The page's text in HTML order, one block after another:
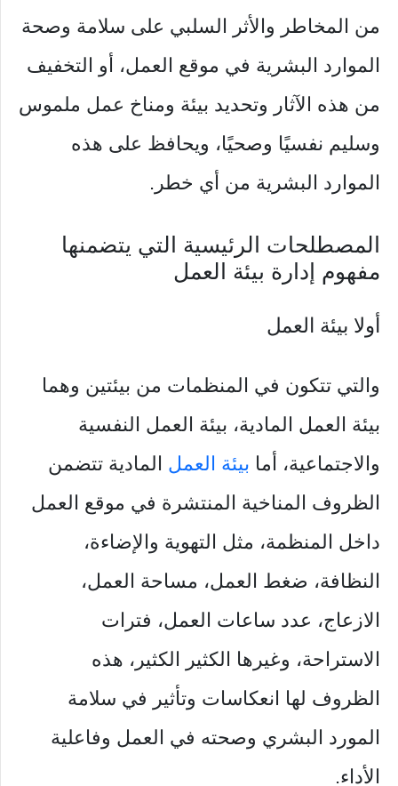
من المخاطر والأثر السلبي على سلامة وصحة
الموارد البشرية في موقع العمل، أو التخفيف
من هذه الآثار وتحديد بيئة ومناخ عمل ملموس
وسليم نفسيًا وصحيًا، ويحافظ على هذه
الموارد البشرية من أي خطر.
المصطلحات الرئيسية التي يتضمنها
مفهوم إدارة بيئة العمل
أولا بيئة العمل
والتي تتكون في المنظمات من بيئتين وهما
بيئة العمل المادية، بيئة العمل النفسية
والاجتماعية، أما بيئة العمل المادية تتضمن
الظروف المناخية المنتشرة في موقع العمل
داخل المنظمة، مثل التهوية والإضاءة،
النظافة، ضغط العمل، مساحة العمل،
الازعاج، عدد ساعات العمل، فترات
الاستراحة، وغيرها الكثير الكثير، هذه
الظروف لها انعكاسات وتأثير في سلامة
المورد البشري وصحته في العمل وفاعلية
الأداء.